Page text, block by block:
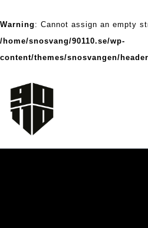
Warning : Cannot assign an empty
/home/snosvang/90110.se/wp-
content/themes/snosvangen/